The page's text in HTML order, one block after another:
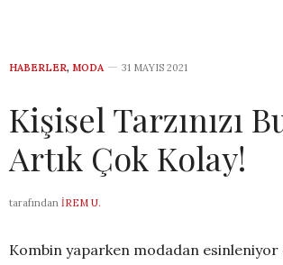
HABERLER, MODA 31 MAYIS 2021
Kişisel Tarzınızı
Artık Çok Kolay!
tarafından İREM U.
Kombin yaparken modadan esinleniyor